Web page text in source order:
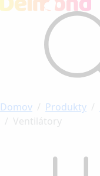
Domov Produkty
Ventilátory